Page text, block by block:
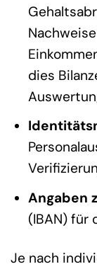
dies
Angaben
(IBAN) für
Je nach